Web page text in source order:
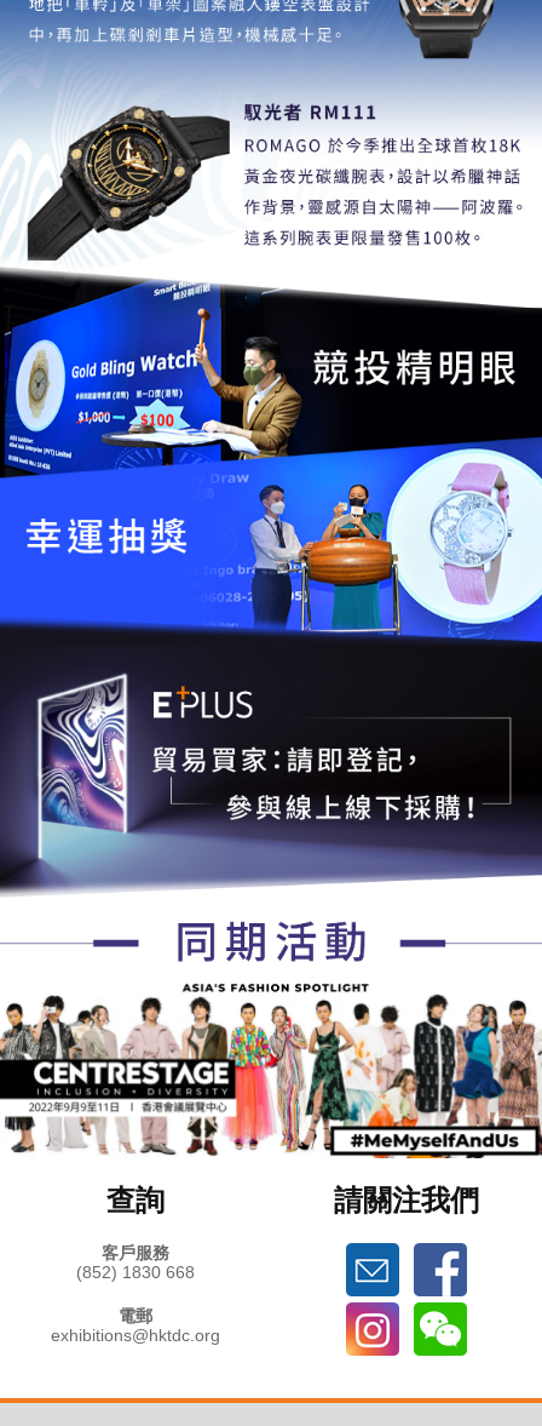
查詢
客戶服務
(852) 1830 668
電郵
exhibitions@hktdc.org
請關注我們